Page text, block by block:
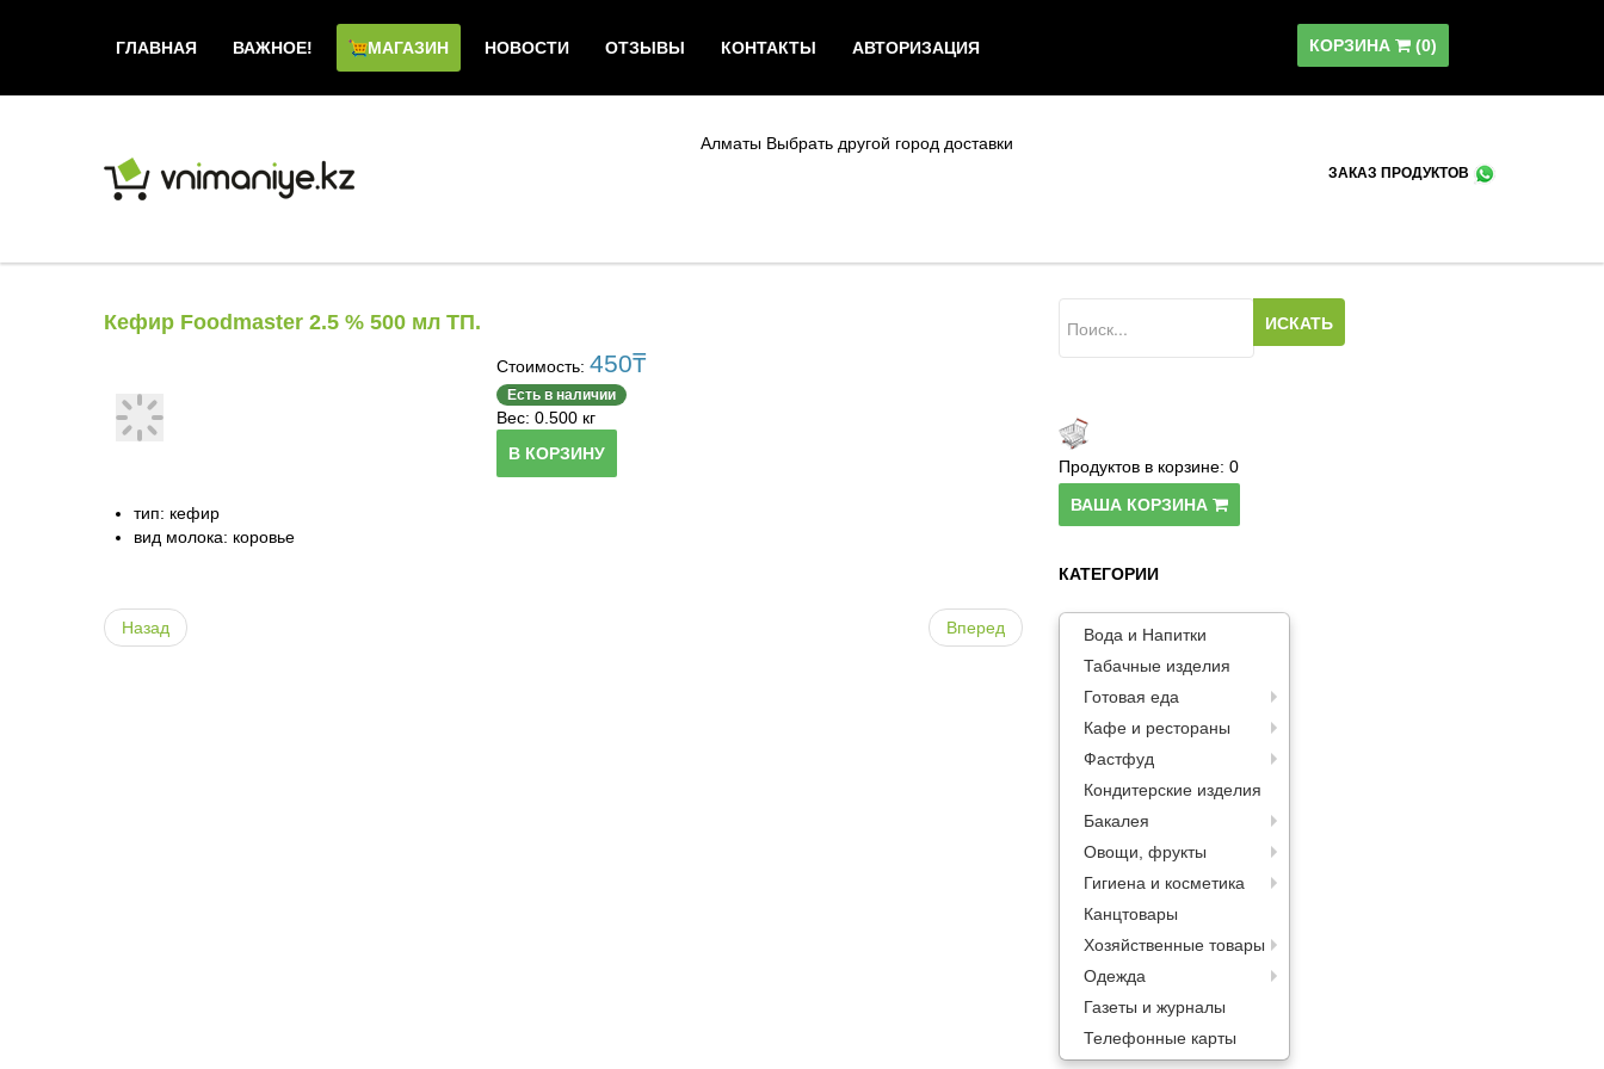
ГЛАВНАЯ ВАЖНОЕ! МАГАЗИН НОВОСТИ ОТЗЫВЫ КОНТАКТЫ АВТОРИЗАЦИЯ КОРЗИНА (0)
Алматы Выбрать другой город доставки
ЗАКАЗ ПРОДУКТОВ
Кефир Foodmaster 2.5 % 500 мл ТП.
Стоимость:450₸
Есть в наличии
Вес: 0.500 кг
В КОРЗИНУ
тип: кефир
вид молока: коровье
Назад Вперед
Продуктов в корзине: 0
ВАША КОРЗИНА
КАТЕГОРИИ
Вода и Напитки
Табачные изделия
Готовая еда
Кафе и рестораны
Фастфуд
Кондитерские изделия
Бакалея
Овощи, фрукты
Гигиена и косметика
Канцтовары
Хозяйственные товары
Одежда
Газеты и журналы
Телефонные карты